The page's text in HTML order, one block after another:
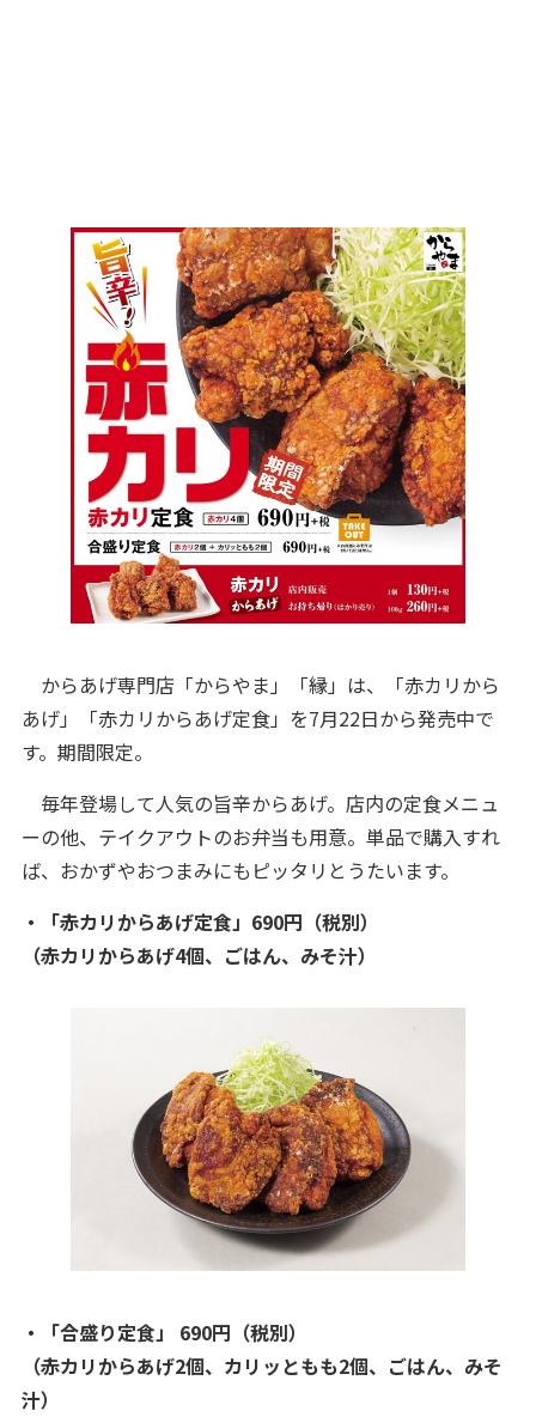
からあげ専門店「からやま」「縁」は、「赤カリから
あげ」「赤カリからあげ定食」を7月22日から発売中で
す。期間限定。
毎年登場して人気の旨辛からあげ。店内の定食メニュ
ーの他、テイクアウトのお弁当も用意。単品で購入すれ
ば、おかずやおつまみにもピッタリとうたいます。
・「赤カリからあげ定食」690円（税別）
（赤カリからあげ4個、ごはん、みそ汁）
・「合盛り定食」 690円（税別）
（赤カリからあげ2個、カリッともも2個、ごはん、みそ
汁）